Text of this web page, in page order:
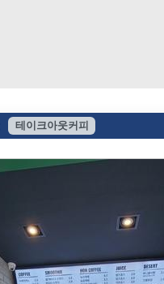
테이크아웃커피